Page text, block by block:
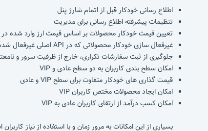
اطلاع رسانی خودکار قبل از اتمام شارژ پنل
تنظیمات پیشرفته اطلاع رسانی برای مدیریت
تعیین قیمت خودکار محصولات بر اساس قیمت ارز وارد شده
غیرفعال سازی خودکار محصولاتی که در API اصلی غیرفعال شده‌اند
جلوگیری از ثبت سفارشات تکراری، خارج از ظرفیت سرور و
امکان سطح بندی کاربران به دو سطح عادی و VIP
قیمت گذاری های خودکار متفاوت برای سطح VIP و عادی
امکان ایجاد محصولات مختص کاربران VIP
امکان کسب درآمد از ارتقای کاربران عادی به VIP
بسیاری از این امکانات به مرور زمان و با استفاده از نیاز